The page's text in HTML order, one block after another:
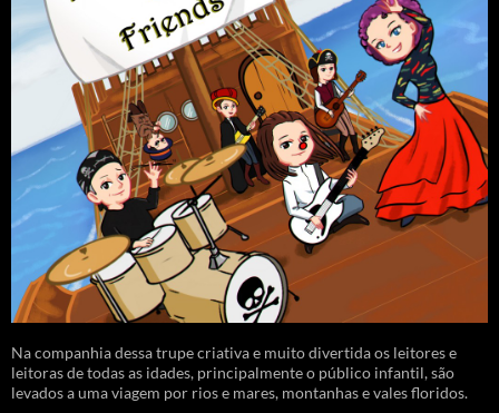
Na companhia dessa trupe criativa e muito divertida os leitores e
leitoras de todas as idades, principalmente o público infantil, são
levados a uma viagem por rios e mares, montanhas e vales floridos.